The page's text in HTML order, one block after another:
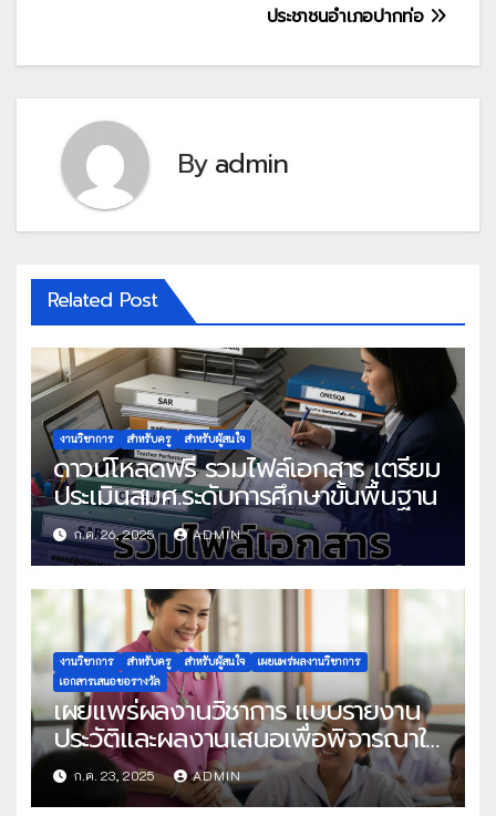
ประชาชนอำเภอปากท่อ
Byadmin
Related Post
งานวิชาการ สำหรับครู สำหรับผู้สนใจ
ดาวน์โหลดฟรี รวมไฟล์เอกสาร เตรียม
ประเมินสมศ.ระดับการศึกษาขั้นพื้นฐาน
ก.ค. 26, 2025 ADMIN
งานวิชาการ สำหรับครู สำหรับผู้สนใจ
เผยแพร่ผลงานวิชาการ
เอกสารเสนอขอรางวัล
เผยแพร่ผลงานวิชาการ แบบรายงาน
ประวัติและผลงานเสนอเพื่อพิจารณาใน
โครงการครูดีในดวงใจ ประจำปี 2568
ครั้งที่ 22
ก.ค. 23, 2025 ADMIN